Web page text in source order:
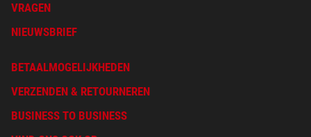
VRAGEN
NIEUWSBRIEF
BETAALMOGELIJKHEDEN
VERZENDEN & RETOURNEREN
BUSINESS TO BUSINESS